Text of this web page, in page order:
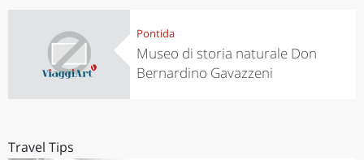
Pontida
Museo di storia naturale Don
Bernardino Gavazzeni
Travel Tips